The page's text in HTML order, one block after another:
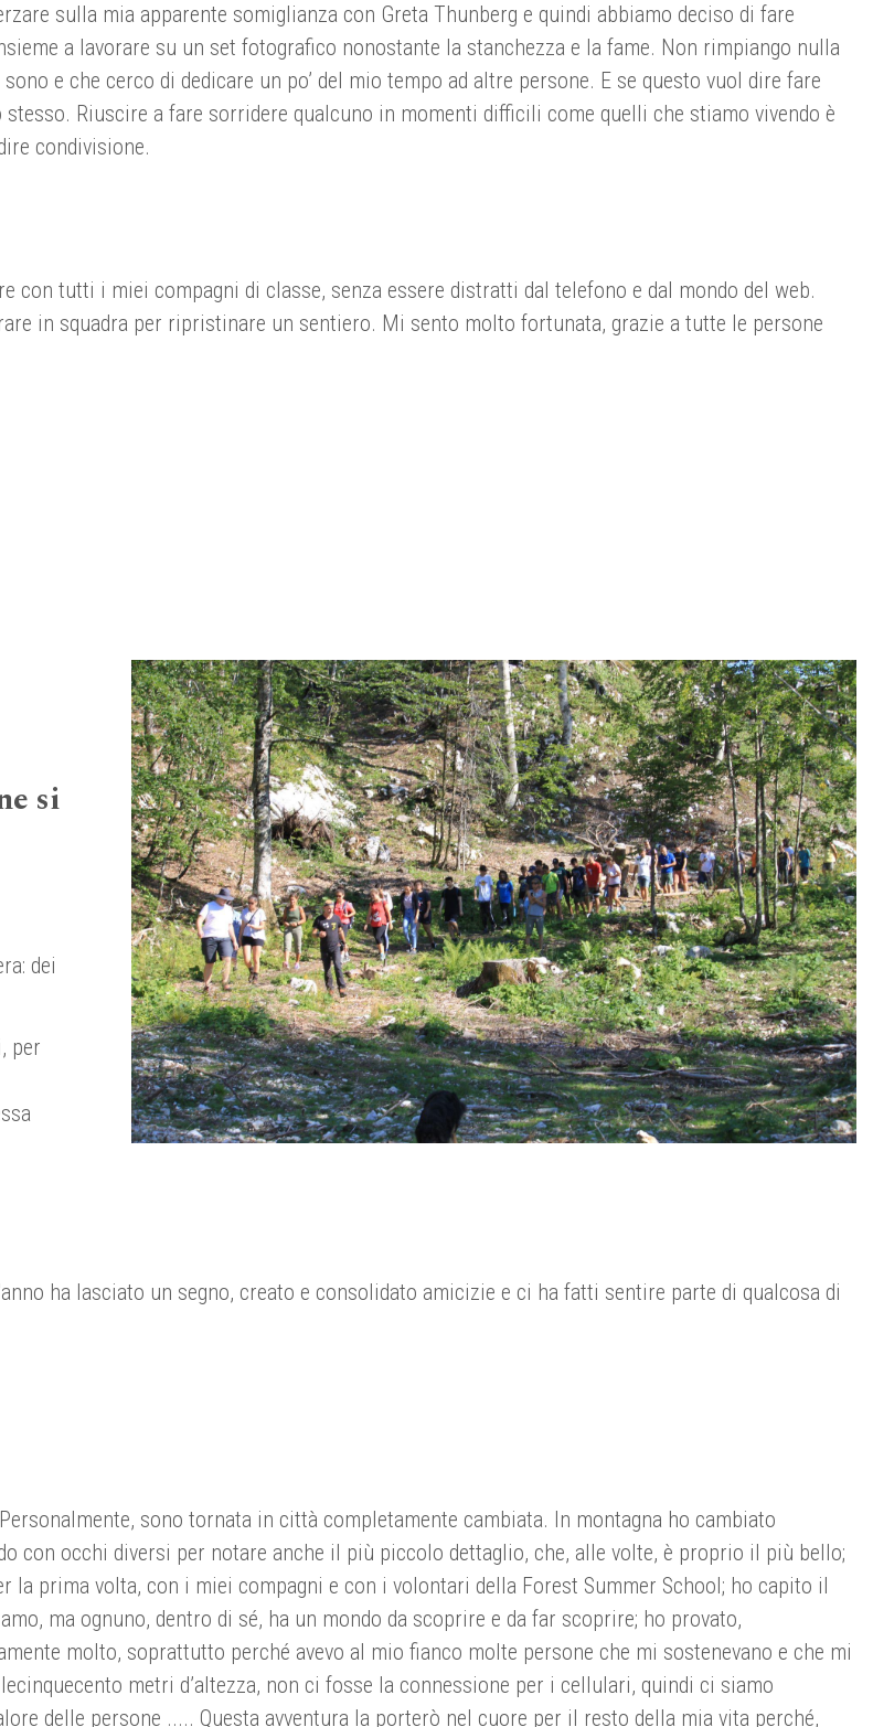
sulla mia apparente somiglianza con Greta Thunberg e quindi abbiamo deciso di fare
a lavorare su un set fotografico nonostante la stanchezza e la fame. Non rimpiango nulla
e che cerco di dedicare un po’ del mio tempo ad altre persone. E se questo vuol dire fare
Riuscire a fare sorridere qualcuno in momenti difficili come quelli che stiamo vivendo è
condivisione.
con tutti i miei compagni di classe, senza essere distratti dal telefono e dal mondo del web.
in squadra per ripristinare un sentiero. Mi sento molto fortunata, grazie a tutte le persone
si
dei
per
ha lasciato un segno, creato e consolidato amicizie e ci ha fatti sentire parte di qualcosa di
sono tornata in città completamente cambiata. In montagna ho cambiato
con occhi diversi per notare anche il più piccolo dettaglio, che, alle volte, è proprio il più bello;
la prima volta, con i miei compagni e con i volontari della Forest Summer School; ho capito il
ma ognuno, dentro di sé, ha un mondo da scoprire e da far scoprire; ho provato,
molto, soprattutto perché avevo al mio fianco molte persone che mi sostenevano e che mi
metri d’altezza, non ci fosse la connessione per i cellulari, quindi ci siamo
delle persone ..... Questa avventura la porterò nel cuore per il resto della mia vita perché,